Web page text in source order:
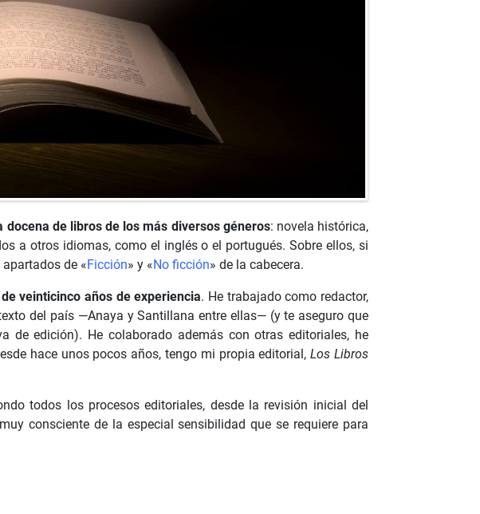
docena de libros de los más diversos géneros: novela histórica,
a otros idiomas, como el inglés o el portugués. Sobre ellos, si
de «Ficción» y «No ficción» de la cabecera.
veinticinco años de experiencia. He trabajado como redactor,
del país —Anaya y Santillana entre ellas— (y te aseguro que
de edición). He colaborado además con otras editoriales, he
hace unos pocos años, tengo mi propia editorial,Los Libros
todos los procesos editoriales, desde la revisión inicial del
consciente de la especial sensibilidad que se requiere para